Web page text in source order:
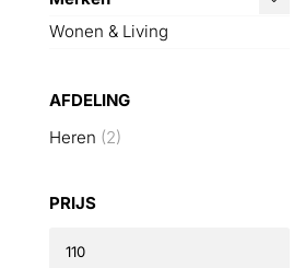
Wonen & Living
AFDELING
Heren (2)
PRIJS
prijs